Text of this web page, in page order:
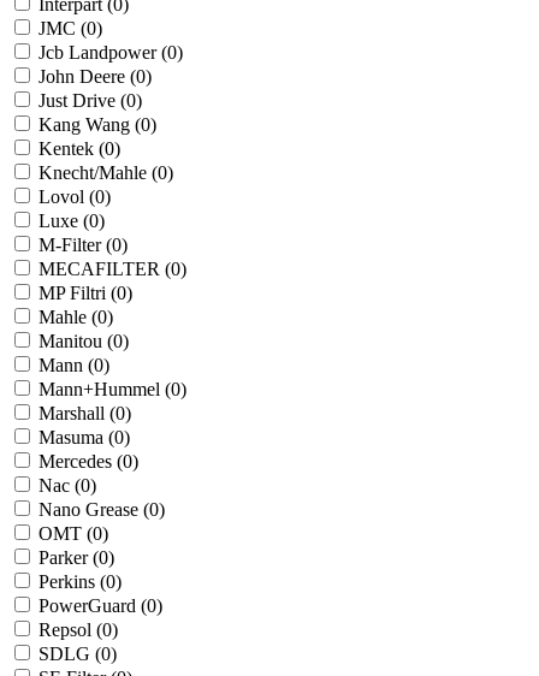
Interpart (0)
JMC (0)
Jcb Landpower (0)
John Deere (0)
Just Drive (0)
Kang Wang (0)
Kentek (0)
Knecht/Mahle (0)
Lovol (0)
Luxe (0)
M-Filter (0)
MECAFILTER (0)
MP Filtri (0)
Mahle (0)
Manitou (0)
Mann (0)
Mann+Hummel (0)
Marshall (0)
Masuma (0)
Mercedes (0)
Nac (0)
Nano Grease (0)
OMT (0)
Parker (0)
Perkins (0)
PowerGuard (0)
Repsol (0)
SDLG (0)